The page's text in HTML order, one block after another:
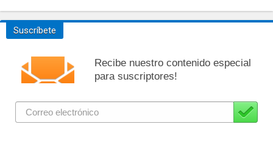
Suscríbete
Recibe nuestro contenido especial
para suscriptores!